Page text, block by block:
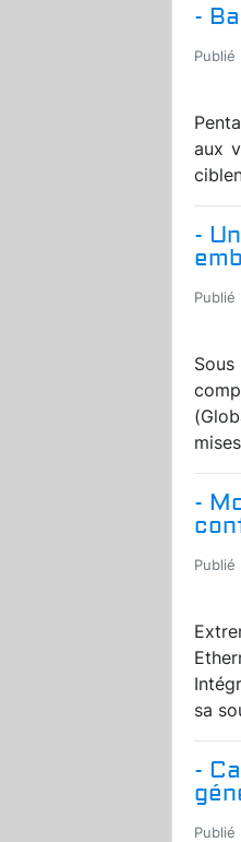
-
Publié
aux
-
Publié
-
Publié
sa
-
Publié